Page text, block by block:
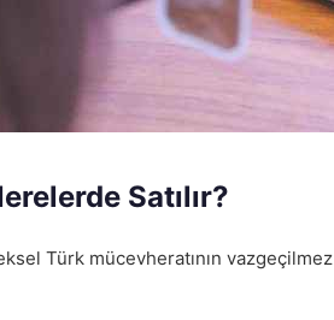
Satılır?
Türk mücevheratının